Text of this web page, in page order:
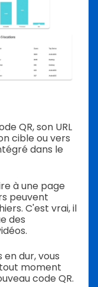
QR, son URL
cible ou vers
dans le
à une page
peuvent
C'est vrai, il
des
en dur, vous
moment
code QR.